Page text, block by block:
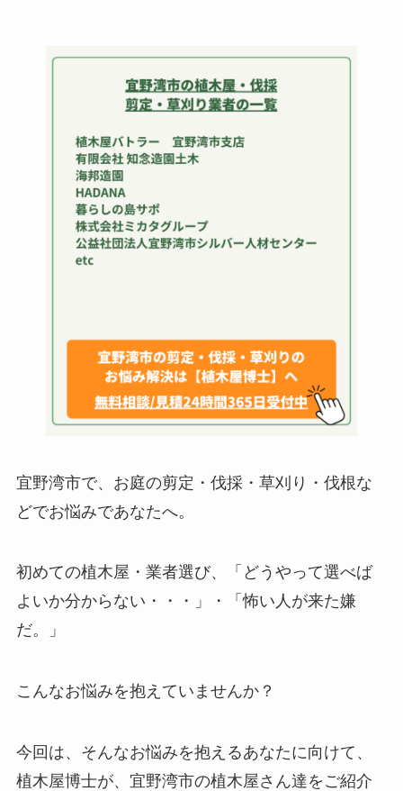
宜野湾市で、お庭の剪定・伐採・草刈り・伐根な
どでお悩みであなたへ。
初めての植木屋・業者選び、「どうやって選べば
よいか分からない・・・」・「怖い人が来た嫌
だ。」
こんなお悩みを抱えていませんか？
今回は、そんなお悩みを抱えるあなたに向けて、
植木屋博士が、宜野湾市の植木屋さん達をご紹介